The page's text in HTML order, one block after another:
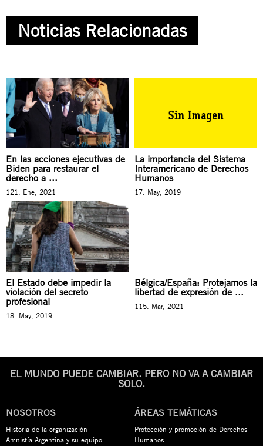
Noticias Relacionadas
En las acciones ejecutivas de
Biden para restaurar el
derecho a ...
121. Ene, 2021
La importancia del Sistema
Interamericano de Derechos
Humanos
17. May, 2019
El Estado debe impedir la
violación del secreto
profesional
18. May, 2019
Bélgica/España: Protejamos la
libertad de expresión de ...
115. Mar, 2021
EL MUNDO PUEDE CAMBIAR. PERO NO VA A CAMBIAR
SOLO.
NOSOTROS
Historia de la organización
Amnistía Argentina y su equipo
ÁREAS TEMÁTICAS
Protección y promoción de Derechos
Humanos